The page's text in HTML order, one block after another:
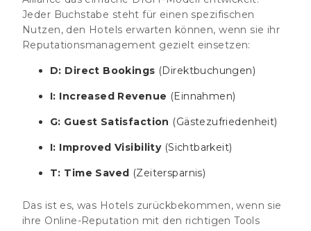
Jeder Buchstabe steht für einen spezifischen
Nutzen, den Hotels erwarten können, wenn sie ihr
Reputationsmanagement gezielt einsetzen:
D: Direct Bookings (Direktbuchungen)
I: Increased Revenue (Einnahmen)
G: Guest Satisfaction (Gästezufriedenheit)
I: Improved Visibility(Sichtbarkeit)
T: Time Saved (Zeitersparnis)
Das ist es, was Hotels zurückbekommen, wenn sie
ihre Online-Reputation mit den richtigen Tools